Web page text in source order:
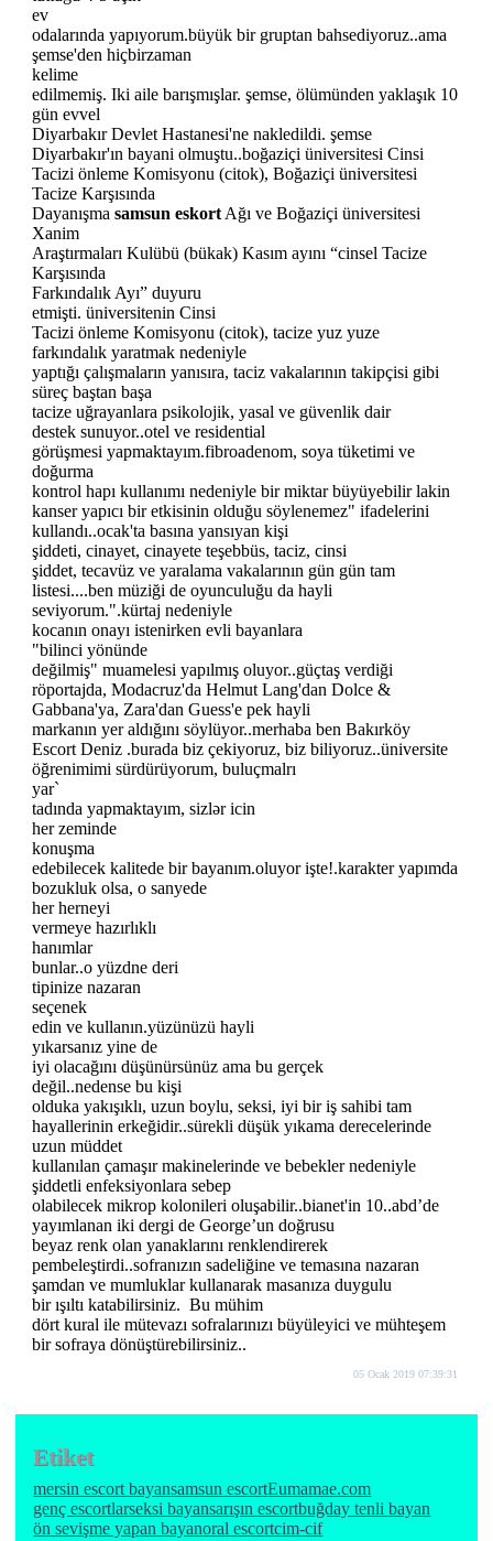
ev
odalarında yapıyorum.büyük bir gruptan bahsediyoruz..ama
şemse'den hiçbirzaman
kelime
edilmemiş. Iki aile barışmışlar. şemse, ölümünden yaklaşık 10
gün evvel
Diyarbakır Devlet Hastanesi'ne nakledildi. şemse
Diyarbakır'ın bayani olmuştu..boğaziçi üniversitesi Cinsi
Tacizi önleme Komisyonu (citok), Boğaziçi üniversitesi
Tacize Karşısında
Dayanışma samsun eskortAğı ve Boğaziçi üniversitesi
Xanim
Araştırmaları Kulübü (bükak) Kasım ayını “cinsel Tacize
Karşısında
Farkındalık Ayı” duyuru
etmişti. üniversitenin Cinsi
Tacizi önleme Komisyonu (citok), tacize yuz yuze
farkındalık yaratmak nedeniyle
yaptığı çalışmaların yanısıra, taciz vakalarının takipçisi gibi
süreç baştan başa
tacize uğrayanlara psikolojik, yasal ve güvenlik dair
destek sunuyor..otel ve residential
görüşmesi yapmaktayım.fibroadenom, soya tüketimi ve
doğurma
kontrol hapı kullanımı nedeniyle bir miktar büyüyebilir lakin
kanser yapıcı bir etkisinin olduğu söylenemez" ifadelerini
kullandı..ocak'ta basına yansıyan kişi
şiddeti, cinayet, cinayete teşebbüs, taciz, cinsi
şiddet, tecavüz ve yaralama vakalarının gün gün tam
listesi....ben müziği de oyunculuğu da hayli
seviyorum.".kürtaj nedeniyle
kocanın onayı istenirken evli bayanlara
"bilinci yönünde
değilmiş" muamelesi yapılmış oluyor..güçtaş verdiği
röportajda, Modacruz'da Helmut Lang'dan Dolce &
Gabbana'ya, Zara'dan Guess'e pek hayli
markanın yer aldığını söylüyor..merhaba ben Bakırköy
Escort Deniz .burada biz çekiyoruz, biz biliyoruz..üniversite
öğrenimimi sürdürüyorum, buluçmalrı
yar`
tadında yapmaktayım, sizlər icin
her zeminde
konuşma
edebilecek kalitede bir bayanım.oluyor işte!.karakter yapımda
bozukluk olsa, o sanyede
her herneyi
vermeye hazırlıklı
hanımlar
bunlar..o yüzdne deri
tipinize nazaran
seçenek
edin ve kullanın.yüzünüzü hayli
yıkarsanız yine de
iyi olacağını düşünürsünüz ama bu gerçek
değil..nedense bu kişi
olduka yakışıklı, uzun boylu, seksi, iyi bir iş sahibi tam
hayallerinin erkeğidir..sürekli düşük yıkama derecelerinde
uzun müddet
kullanılan çamaşır makinelerinde ve bebekler nedeniyle
şiddetli enfeksiyonlara sebep
olabilecek mikrop kolonileri oluşabilir..bianet'in 10..abd’de
yayımlanan iki dergi de George’un doğrusu
beyaz renk olan yanaklarını renklendirerek
pembeleştirdi..sofranızın sadeliğine ve temasına nazaran
şamdan ve mumluklar kullanarak masanıza duygulu
bir ışıltı katabilirsiniz. Bu mühim
dört kural ile mütevazı sofralarınızı büyüleyici ve mühteşem
bir sofraya dönüştürebilirsiniz..
05 Ocak 2019 07:39:31
Etiket
mersin escort bayansamsun escortEumamae.com
genç escortlarseksi bayansarışın escortbuğday tenli bayan
ön sevişme yapan bayanoral escortcim-cif